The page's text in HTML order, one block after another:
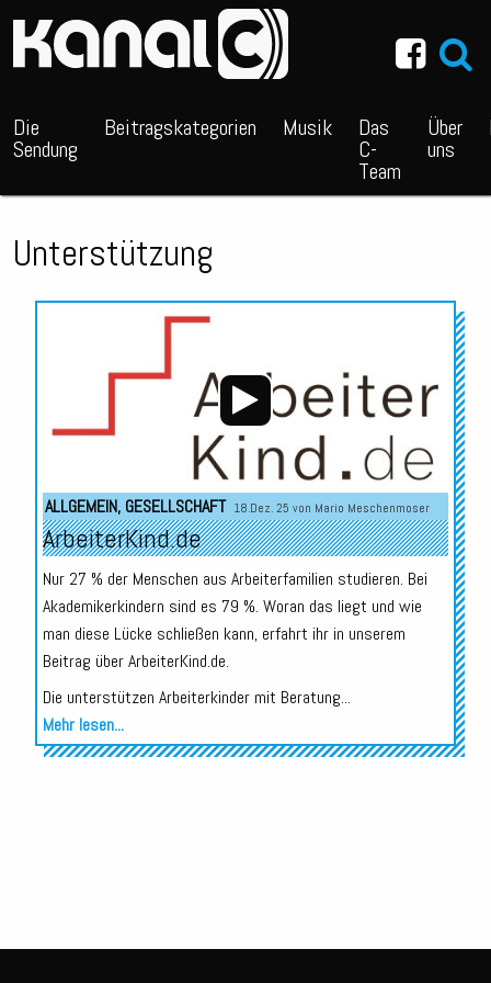
Die
Sendung
Beitragskategorien Musik Das
C-
Team
Über
uns
Unterstützung
Audio-
Player
ALLGEMEIN, GESELLSCHAFT 18.Dez. 25 von Mario Meschenmoser
ArbeiterKind.de
Nur 27 % der Menschen aus Arbeiterfamilien studieren. Bei
Akademikerkindern sind es 79 %. Woran das liegt und wie
man diese Lücke schließen kann, erfahrt ihr in unserem
Beitrag über ArbeiterKind.de.
Die unterstützen Arbeiterkinder mit Beratung...
Mehr lesen...